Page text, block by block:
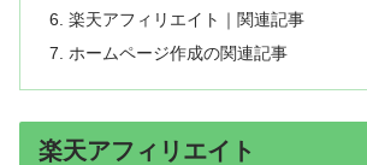
楽天アフィリエイト｜関連記事
ホームページ作成の関連記事
楽天アフィリエイト